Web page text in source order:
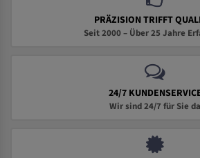
PRÄZISION TRIFFT
Seit 2000 – Über 25 Jahre
24/7
Wir sind 24/7 für Sie da